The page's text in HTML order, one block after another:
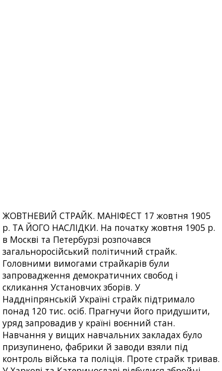
ЖОВТНЕВИЙ СТРАЙК. МАНІФЕСТ 17 жовтня 1905
р. ТА ЙОГО НАСЛІДКИ. На початку жовтня 1905 р.
в Москві та Петербурзі розпочався
загальноросійський політичний страйк.
Головними вимогами страйкарів були
запровадження демократичних свобод і
скликання Установчих зборів. У
Наддніпрянській Україні страйк підтримало
понад 120 тис. осіб. Прагнучи його придушити,
уряд запровадив у країні воєнний стан.
Навчання у вищих навчальних закладах було
призупинено, фабрики й заводи взяли під
контроль війська та поліція. Проте страйк тривав.